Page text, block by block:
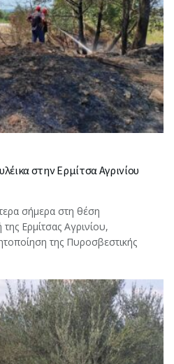
στην Ερμίτσα Αγρινίου
σήμερα στη θέση
Ερμίτσας Αγρινίου,
της Πυροσβεστικής